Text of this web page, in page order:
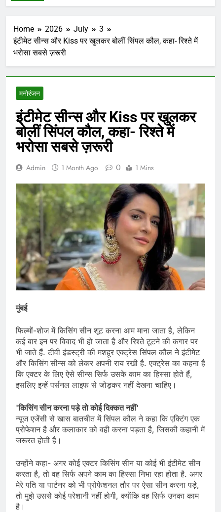
Home 2026 July
3
इंटीमेट सीन्स और Kiss पर खुलकर बोलीं सिंपल कौल, कहा- रिश्ते में
भरोसा सबसे ज़रूरी
मनोरंजन
इंटीमेट सीन्स और Kiss पर खुलकर
बोलीं सिंपल कौल, कहा- रिश्ते में
भरोसा सबसे ज़रूरी
Admin 1 Month Ago 0 1 Mins
मुंबई
फिल्मों-शोज में किसिंग सीन शूट करना आम माना जाता है, लेकिन
कई बार इन पर विवाद भी हो जाता है और रिश्ते टूटने की कगार पर
भी जाते हैं. टीवी इंडस्ट्री की मशहूर एक्ट्रेस सिंपल कौल ने इंटीमेट
और किसिंग सीन्स को लेकर अपनी राय रखी है. एक्ट्रेस का कहना है
कि एक्टर के लिए ऐसे सीन्स सिर्फ उसके काम का हिस्सा होते हैं,
इसलिए इन्हें पर्सनल लाइफ से जोड़कर नहीं देखना चाहिए।
'किसिंग सीन करना पड़े तो कोई दिक्कत नहीं'
न्यूज एजेंसी से खास बातचीत में सिंपल कौल ने कहा कि एक्टिंग एक
प्रोफेशन है और कलाकार को वही करना पड़ता है, जिसकी कहानी में
जरूरत होती है।
उन्होंने कहा- अगर कोई एक्टर किसिंग सीन या कोई भी इंटीमेट सीन
करता है, तो वह सिर्फ अपने काम का हिस्सा निभा रहा होता है. अगर
मेरे पति या पार्टनर को भी प्रोफेशनल तौर पर ऐसा सीन करना पड़े,
तो मुझे उससे कोई परेशानी नहीं होगी, क्योंकि वह सिर्फ उनका काम
है।